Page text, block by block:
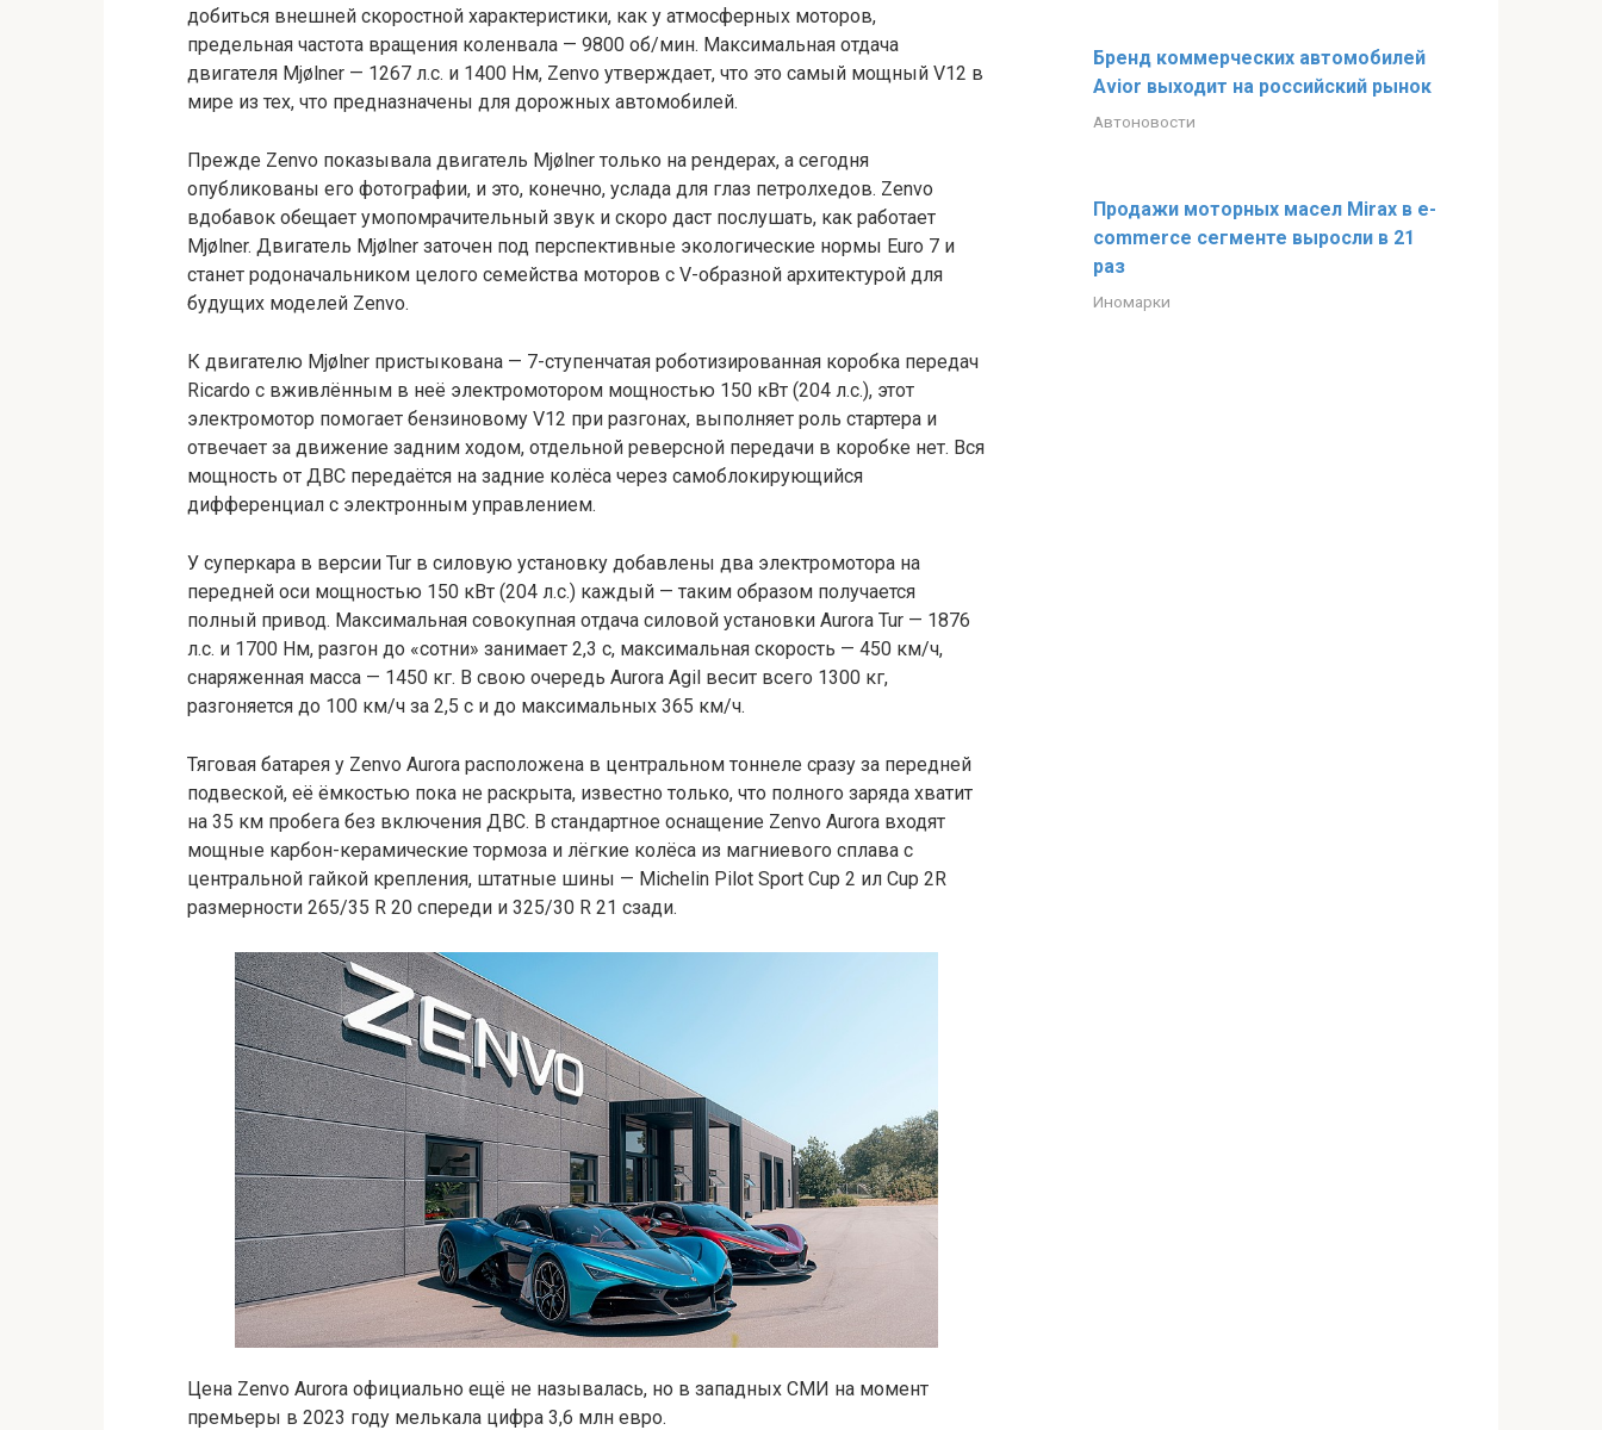
добиться внешней скоростной характеристики, как у атмосферных моторов,
предельная частота вращения коленвала — 9800 об/мин. Максимальная отдача
двигателя Mjølner — 1267 л.с. и 1400 Нм, Zenvo утверждает, что это самый мощный V12 в
мире из тех, что предназначены для дорожных автомобилей.
Прежде Zenvo показывала двигатель Mjølner только на рендерах, а сегодня
опубликованы его фотографии, и это, конечно, услада для глаз петролхедов. Zenvo
вдобавок обещает умопомрачительный звук и скоро даст послушать, как работает
Mjølner. Двигатель Mjølner заточен под перспективные экологические нормы Euro 7 и
станет родоначальником целого семейства моторов с V-образной архитектурой для
будущих моделей Zenvo.
К двигателю Mjølner пристыкована — 7-ступенчатая роботизированная коробка передач
Ricardo с вживлённым в неё электромотором мощностью 150 кВт (204 л.с.), этот
электромотор помогает бензиновому V12 при разгонах, выполняет роль стартера и
отвечает за движение задним ходом, отдельной реверсной передачи в коробке нет. Вся
мощность от ДВС передаётся на задние колёса через самоблокирующийся
дифференциал с электронным управлением.
У суперкара в версии Tur в силовую установку добавлены два электромотора на
передней оси мощностью 150 кВт (204 л.с.) каждый — таким образом получается
полный привод. Максимальная совокупная отдача силовой установки Aurora Tur — 1876
л.с. и 1700 Нм, разгон до «сотни» занимает 2,3 с, максимальная скорость — 450 км/ч,
снаряженная масса — 1450 кг. В свою очередь Aurora Agil весит всего 1300 кг,
разгоняется до 100 км/ч за 2,5 с и до максимальных 365 км/ч.
Тяговая батарея у Zenvo Aurora расположена в центральном тоннеле сразу за передней
подвеской, её ёмкостью пока не раскрыта, известно только, что полного заряда хватит
на 35 км пробега без включения ДВС. В стандартное оснащение Zenvo Aurora входят
мощные карбон-керамические тормоза и лёгкие колёса из магниевого сплава с
центральной гайкой крепления, штатные шины — Michelin Pilot Sport Cup 2 ил Cup 2R
размерности 265/35 R 20 спереди и 325/30 R 21 сзади.
Цена Zenvo Aurora официально ещё не называлась, но в западных СМИ на момент
премьеры в 2023 году мелькала цифра 3,6 млн евро.
Бренд коммерческих автомобилей
Avior выходит на российский рынок
Автоновости
Продажи моторных масел Mirax в e-
commerce сегменте выросли в 21
раз
Иномарки